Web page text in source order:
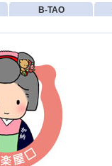
B-TAO